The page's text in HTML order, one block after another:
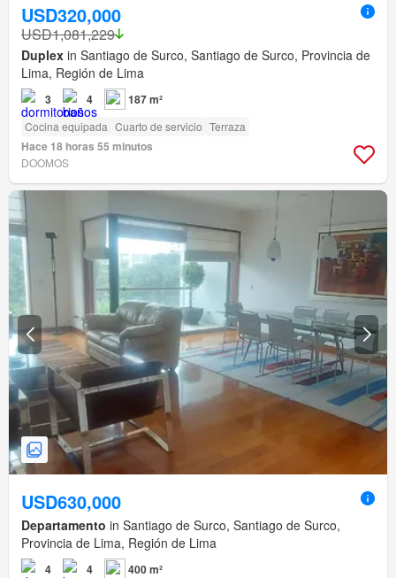
USD320,000
USD1,081,229
Duplex in Santiago de Surco, Santiago de Surco, Provincia de
Lima, Región de Lima
3 4 187 m²
Cocina equipada Cuarto de servicio Terraza
Hace 18 horas 55 minutos
DOOMOS
USD630,000
Departamento in Santiago de Surco, Santiago de Surco,
Provincia de Lima, Región de Lima
4 4 400 m²